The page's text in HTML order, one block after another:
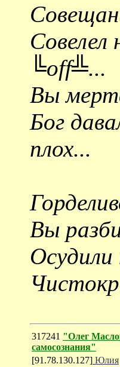
Совелел
╚off╩...
Вы
Бог
плох...
Вы
317241 "Олег
самосознания"
[91.78.130.127] Юлия